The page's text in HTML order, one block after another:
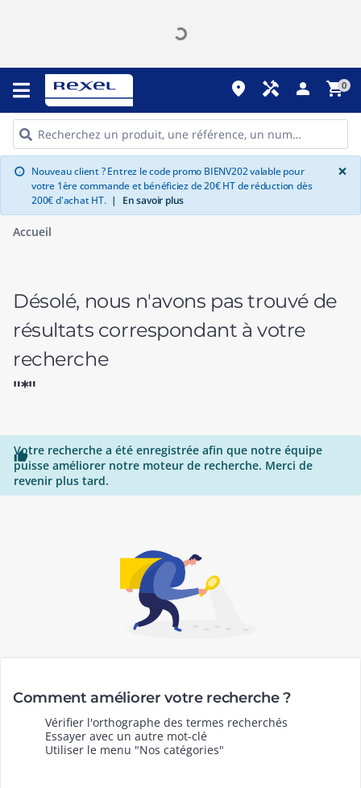
place handyman person shopping_cart0
info Nouveau client ? Entrez le code promo BIENV202 valable pour
votre 1ère commande et bénéficiez de 20€ HT de réduction dès
200€ d'achat HT. | En savoir plus
×
Accueil
Désolé, nous n'avons pas trouvé de
résultats correspondant à votre
recherche
"*"

Votre recherche a été enregistrée afin que notre équipe
puisse améliorer notre moteur de recherche. Merci de
revenir plus tard.
Comment améliorer votre recherche ?
Vérifier l'orthographe des termes recherchés
Essayer avec un autre mot-clé
Utiliser le menu "Nos catégories"